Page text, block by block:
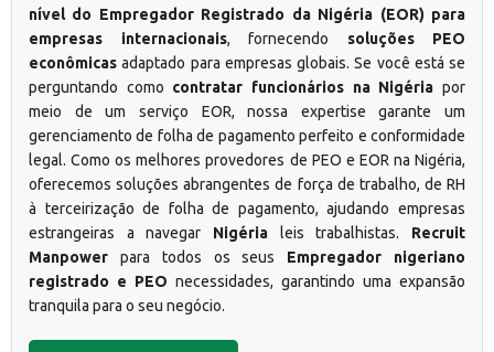
nível do Empregador Registrado da Nigéria (EOR) para
empresas internacionais, fornecendo soluções PEO
econômicas adaptado para empresas globais. Se você está se
perguntando como contratar funcionários na Nigéria por
meio de um serviço EOR, nossa expertise garante um
gerenciamento de folha de pagamento perfeito e conformidade
legal. Como os melhores provedores de PEO e EOR na Nigéria,
oferecemos soluções abrangentes de força de trabalho, de RH
à terceirização de folha de pagamento, ajudando empresas
estrangeiras a navegar Nigéria leis trabalhistas. Recruit
Manpower para todos os seus Empregador nigeriano
registrado e PEO necessidades, garantindo uma expansão
tranquila para o seu negócio.